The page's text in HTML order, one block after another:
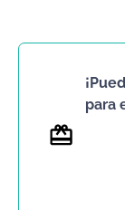
para